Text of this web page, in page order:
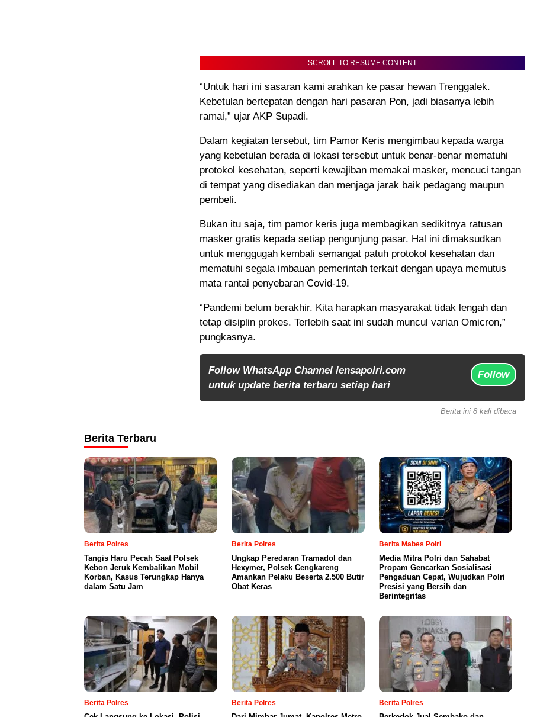
SCROLL TO RESUME CONTENT
“Untuk hari ini sasaran kami arahkan ke pasar hewan Trenggalek.
Kebetulan bertepatan dengan hari pasaran Pon, jadi biasanya lebih
ramai,” ujar AKP Supadi.
Dalam kegiatan tersebut, tim Pamor Keris mengimbau kepada warga
yang kebetulan berada di lokasi tersebut untuk benar-benar mematuhi
protokol kesehatan, seperti kewajiban memakai masker, mencuci tangan
di tempat yang disediakan dan menjaga jarak baik pedagang maupun
pembeli.
Bukan itu saja, tim pamor keris juga membagikan sedikitnya ratusan
masker gratis kepada setiap pengunjung pasar. Hal ini dimaksudkan
untuk menggugah kembali semangat patuh protokol kesehatan dan
mematuhi segala imbauan pemerintah terkait dengan upaya memutus
mata rantai penyebaran Covid-19.
“Pandemi belum berakhir. Kita harapkan masyarakat tidak lengah dan
tetap disiplin prokes. Terlebih saat ini sudah muncul varian Omicron,”
pungkasnya.
Follow WhatsApp Channel lensapolri.com
untuk update berita terbaru setiap hari
Follow
Berita ini 8 kali dibaca
Berita Terbaru
Berita Polres
Tangis Haru Pecah Saat Polsek
Kebon Jeruk Kembalikan Mobil
Korban, Kasus Terungkap Hanya
dalam Satu Jam
Berita Polres
Ungkap Peredaran Tramadol dan
Hexymer, Polsek Cengkareng
Amankan Pelaku Beserta 2.500 Butir
Obat Keras
Berita Mabes Polri
Media Mitra Polri dan Sahabat
Propam Gencarkan Sosialisasi
Pengaduan Cepat, Wujudkan Polri
Presisi yang Bersih dan
Berintegritas
Berita Polres Berita Polres Berita Polres